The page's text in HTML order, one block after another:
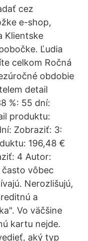
cez
e-shop,
Klientske
Ľudia
celkom Ročná
obdobie
detail
%: 55 dní:
produktu:
Zobraziť: 3:
196,48 €
4 Autor:
často vôbec
Nerozlišujú,
a
Vo väčšine
kartu nejde.
aký typ